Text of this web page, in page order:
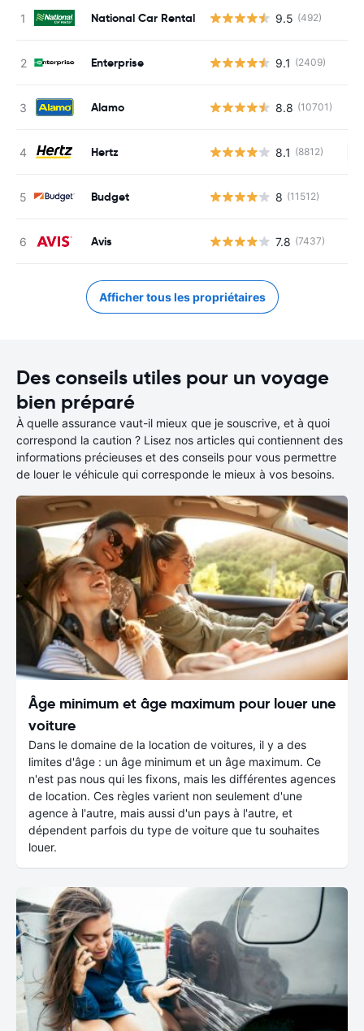
National Car Rental 9.5 (492)
Enterprise 9.1 (2409)
Alamo 8.8 (10701)
Hertz 8.1 (8812)
Budget 8 (11512)
Avis 7.8 (7437)
Afficher tous les propriétaires
Des conseils utiles pour un voyage
bien préparé
À quelle assurance vaut-il mieux que je souscrive, et à quoi
correspond la caution ? Lisez nos articles qui contiennent des
informations précieuses et des conseils pour vous permettre
de louer le véhicule qui corresponde le mieux à vos besoins.
Âge minimum et âge maximum pour louer une
voiture
Dans le domaine de la location de voitures, il y a des
limites d'âge : un âge minimum et un âge maximum. Ce
n'est pas nous qui les fixons, mais les différentes agences
de location. Ces règles varient non seulement d'une
agence à l'autre, mais aussi d'un pays à l'autre, et
dépendent parfois du type de voiture que tu souhaites
louer.